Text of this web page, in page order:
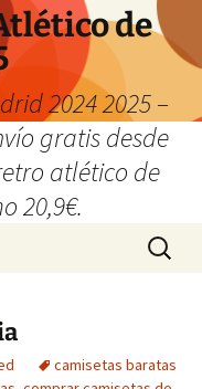
de
2024 2025 –
gratis desde
atlético de
20,9€.
Buscar:
camisetas baratas